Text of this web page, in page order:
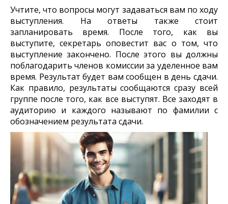
Учтите, что вопросы могут задаваться вам по ходу
выступления. На ответы также стоит
запланировать время. После того, как вы
выступите, секретарь оповестит вас о том, что
выступление закончено. После этого вы должны
поблагодарить членов комиссии за уделенное вам
время. Результат будет вам сообщен в день сдачи.
Как правило, результаты сообщаются сразу всей
группе после того, как все выступят. Все заходят в
аудиторию и каждого называют по фамилии с
обозначением результата сдачи.